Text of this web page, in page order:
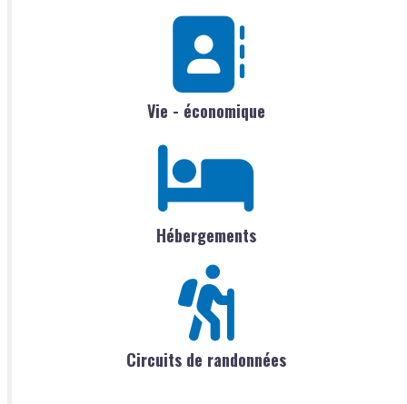
Vie - économique
Hébergements
Circuits de randonnées